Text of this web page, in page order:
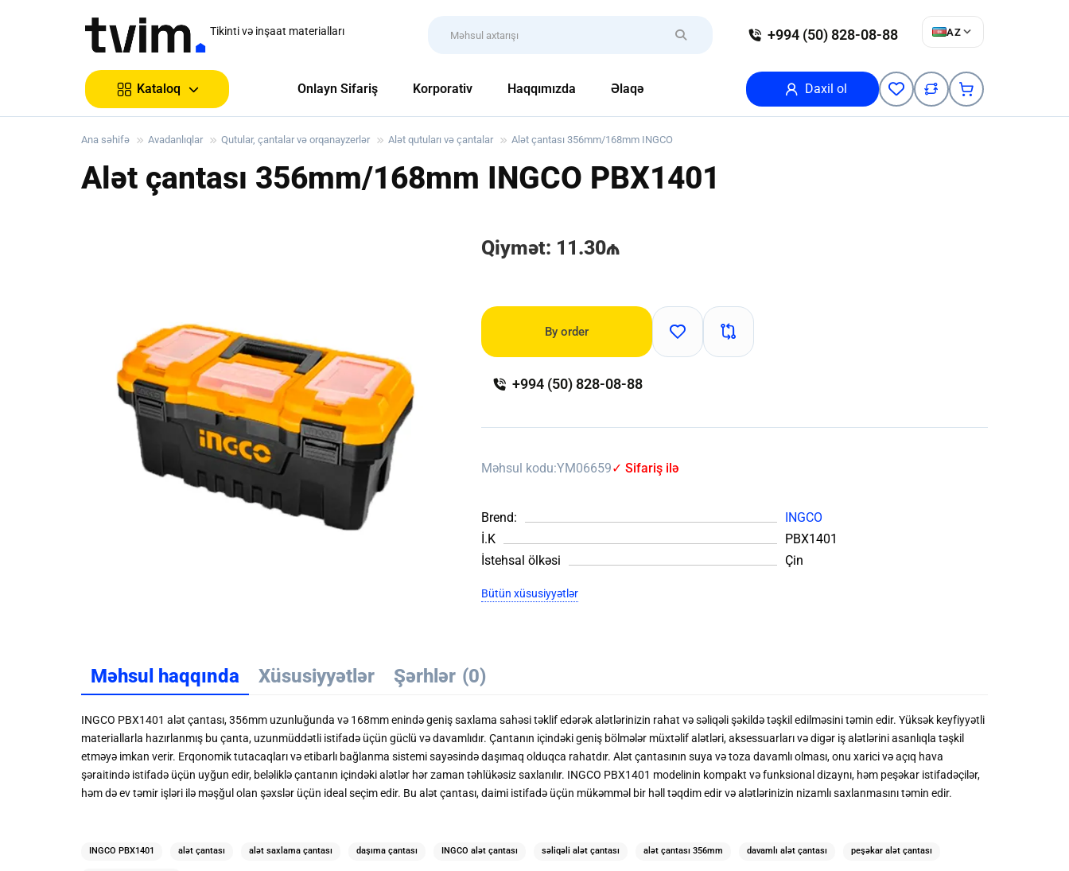
Tikinti və inşaat materialları +994 (50) 828-08-88 AZ
Kataloq Onlayn Sifariş Korporativ Haqqımızda Əlaqə Daxil ol
Ana səhifə Avadanlıqlar Qutular, çantalar və orqanayzerlər Alət qutuları və çantalar Alət çantası 356mm/168mm INGCO
Alət çantası 356mm/168mm INGCO PBX1401
Qiymət: 11.30₼
By order
+994 (50) 828-08-88
Məhsul kodu:YM06659✓ Sifariş ilə
Brend:
INGCO
İ.K
PBX1401
İstehsal ölkəsi
Çin
Bütün xüsusiyyətlər
Məhsul haqqında Xüsusiyyətlər Şərhlər (0)
INGCO PBX1401 alət çantası, 356mm uzunluğunda və 168mm enində geniş saxlama sahəsi təklif edərək alətlərinizin rahat və səliqəli şəkildə təşkil edilməsini təmin edir. Yüksək keyfiyyətli
materiallarla hazırlanmış bu çanta, uzunmüddətli istifadə üçün güclü və davamlıdır. Çantanın içindəki geniş bölmələr müxtəlif alətləri, aksessuarları və digər iş alətlərini asanlıqla təşkil
etməyə imkan verir. Erqonomik tutacaqları və etibarlı bağlanma sistemi sayəsində daşımaq olduqca rahatdır. Alət çantasının suya və toza davamlı olması, onu xarici və açıq hava
şəraitində istifadə üçün uyğun edir, beləliklə çantanın içindəki alətlər hər zaman təhlükəsiz saxlanılır. INGCO PBX1401 modelinin kompakt və funksional dizaynı, həm peşəkar istifadəçilər,
həm də ev təmir işləri ilə məşğul olan şəxslər üçün ideal seçim edir. Bu alət çantası, daimi istifadə üçün mükəmməl bir həll təqdim edir və alətlərinizin nizamlı saxlanmasını təmin edir.
INGCO PBX1401 alət çantası alət saxlama çantası daşıma çantası INGCO alət çantası səliqəli alət çantası alət çantası 356mm davamlı alət çantası peşəkar alət çantası